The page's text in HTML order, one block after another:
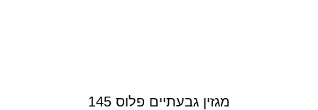
מגזין גבעתיים פלוס 145